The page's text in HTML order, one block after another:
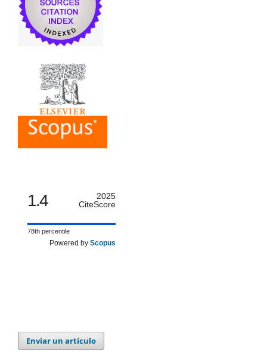
1.4
2025
CiteScore
78th percentile
Powered by Scopus
Enviar un artículo